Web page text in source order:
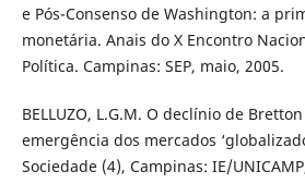
e Pós-Consenso de Washington: a
monetária. Anais do X Encontro
Política. Campinas: SEP, maio, 2005.
BELLUZO, L.G.M. O declínio de
emergência dos mercados
Sociedade (4), Campinas: IE/